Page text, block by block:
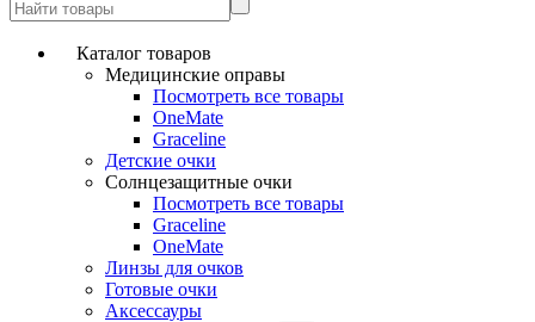
Каталог товаров
Медицинские оправы
Посмотреть все товары
OneMate
Graceline
Детские очки
Солнцезащитные очки
Посмотреть все товары
Graceline
OneMate
Линзы для очков
Готовые очки
Аксессауры